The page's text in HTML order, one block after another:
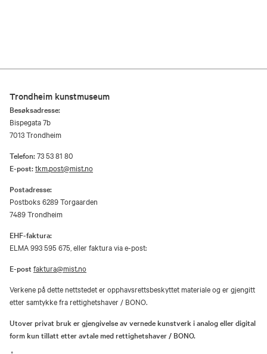
Trondheim kunstmuseum
Besøksadresse:
Bispegata 7b
7013 Trondheim
Telefon:73 53 81 80
E-post:tkm.post@mist.no
Postadresse:
Postboks 6289 Torgaarden
7489 Trondheim
EHF-faktura:
ELMA 993 595 675, eller faktura via e-post:
E-post faktura@mist.no
Verkene på dette nettstedet er opphavsrettsbeskyttet materiale og er gjengitt
etter samtykke fra rettighetshaver / BONO.
Utover privat bruk er gjengivelse av vernede kunstverk i analog eller digital
form kun tillatt etter avtale med rettighetshaver / BONO.